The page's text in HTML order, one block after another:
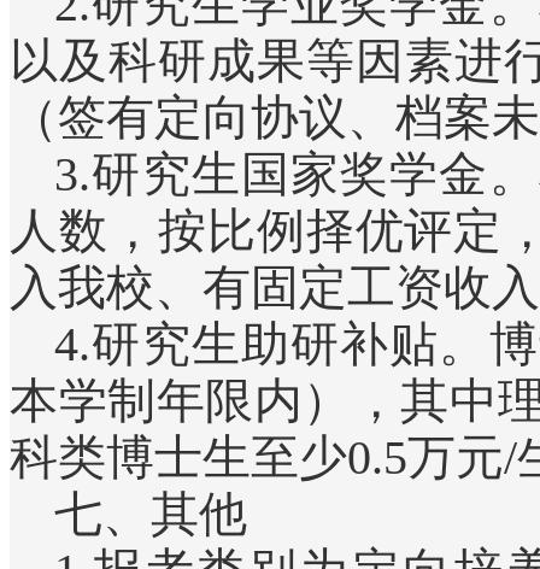
以及科研成果等因素进
（签有定向协议、档案
3.研究生国家奖学金
人数，按比例择优评定
入我校、有固定工资收
4.研究生助研补贴。
本学制年限内），其中
科类博士生至少0.5万元/
七、其他